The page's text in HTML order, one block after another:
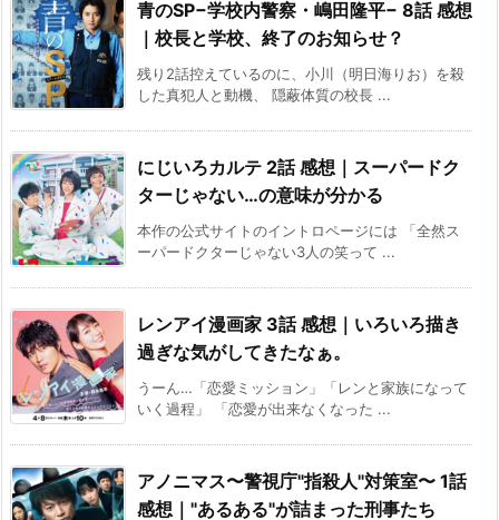
青のSP−学校内警察・嶋田隆平− 8話 感想
｜校長と学校、終了のお知らせ？
残り2話控えているのに、小川（明日海りお）を殺
した真犯人と動機、 隠蔽体質の校長 ...
にじいろカルテ 2話 感想｜スーパードク
ターじゃない…の意味が分かる
本作の公式サイトのイントロページには 「全然ス
ーパードクターじゃない3人の笑って ...
レンアイ漫画家 3話 感想｜いろいろ描き
過ぎな気がしてきたなぁ。
うーん…「恋愛ミッション」「レンと家族になって
いく過程」 「恋愛が出来なくなった ...
アノニマス〜警視庁"指殺人"対策室〜 1話
感想｜"あるある"が詰まった刑事たち